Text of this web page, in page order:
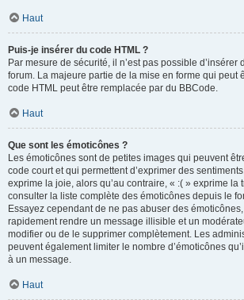
Haut
Puis-je insérer du code HTML ?
Par mesure de sécurité, il n’est pas possible d’insérer
forum. La majeure partie de la mise en forme qui peut
code HTML peut être remplacée par du BBCode.
Haut
Que sont les émoticônes ?
Les émoticônes sont de petites images qui peuvent
code court et qui permettent d’exprimer des
exprime la joie, alors qu’au contraire, « :( » exprime la
consulter la liste complète des émoticônes depuis le
Essayez cependant de ne pas abuser des
rapidement rendre un message illisible et un
modifier ou de le supprimer complètement. Les
peuvent également limiter le nombre d’émoticônes
à un message.
Haut